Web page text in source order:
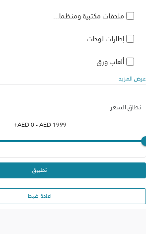
ملحقات مكتبية ومنظما...
إطارات لوحات
ألعاب ورق
عرض المزيد
نطاق السعر
AED0- AED1999
+
تطبيق
اعادة ضبط